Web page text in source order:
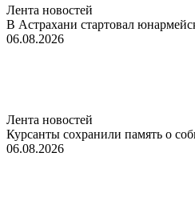
Лента новостей
В Астрахани стартовал
06.08.2026
Лента новостей
Курсанты сохранили память о
06.08.2026